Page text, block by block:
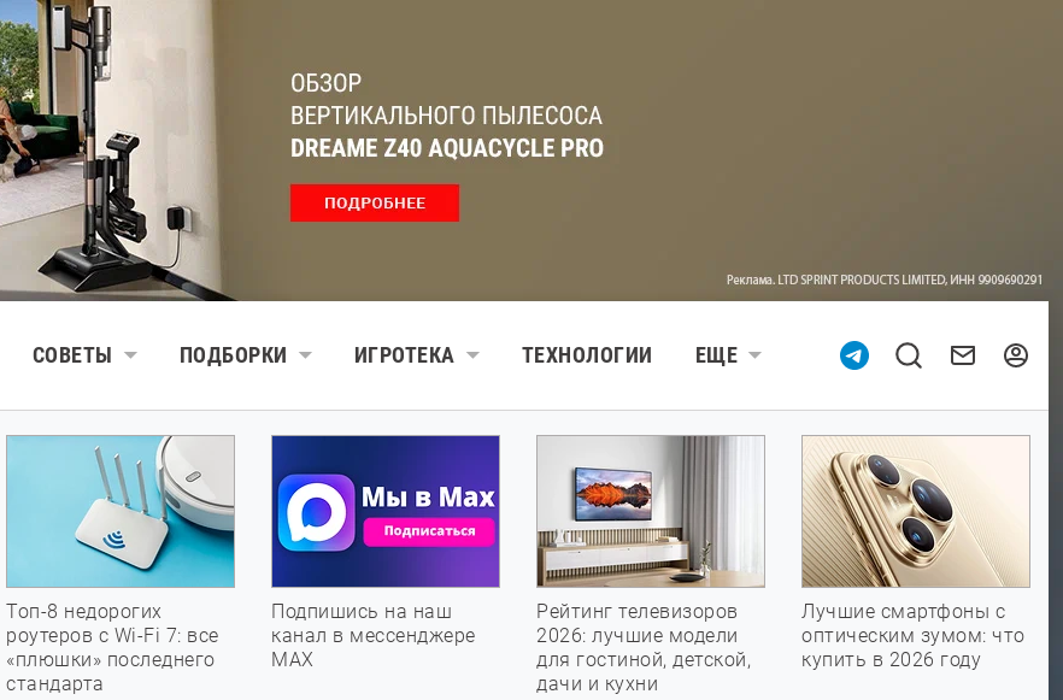
СОВЕТЫ ПОДБОРКИ ИГРОТЕКА ТЕХНОЛОГИИ ЕЩЕ
Топ-8 недорогих
роутеров с Wi-Fi 7: все
«плюшки» последнего
стандарта
Подпишись на наш
канал в мессенджере
МАХ
Рейтинг телевизоров
2026: лучшие модели
для гостиной, детской,
дачи и кухни
Лучшие смартфоны с
оптическим зумом: что
купить в 2026 году